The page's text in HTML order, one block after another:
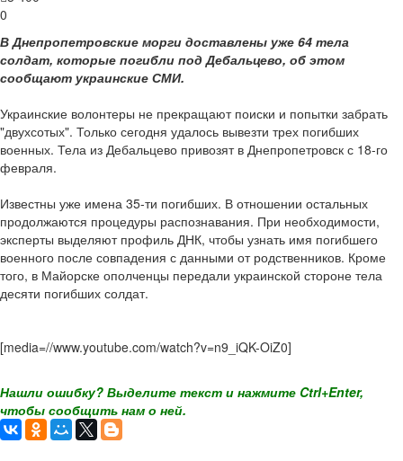
0
В Днепропетровские морги доставлены уже 64 тела
солдат, которые погибли под Дебальцево, об этом
сообщают украинские СМИ.
Украинские волонтеры не прекращают поиски и попытки забрать
"двухсотых". Только сегодня удалось вывезти трех погибших
военных. Тела из Дебальцево привозят в Днепропетровск с 18-го
февраля.
Известны уже имена 35-ти погибших. В отношении остальных
продолжаются процедуры распознавания. При необходимости,
эксперты выделяют профиль ДНК, чтобы узнать имя погибшего
военного после совпадения с данными от родственников. Кроме
того, в Майорске ополченцы передали украинской стороне тела
десяти погибших солдат.
[media=//www.youtube.com/watch?v=n9_iQK-OiZ0]
Нашли ошибку? Выделите текст и нажмите Ctrl+Enter,
чтобы сообщить нам о ней.